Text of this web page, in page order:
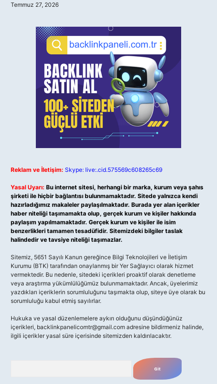
Temmuz 27, 2026
Reklam ve İletişim: Skype: live:.cid.575569c608265c69
Yasal Uyarı: Bu internet sitesi, herhangi bir marka, kurum veya şahıs
şirketi ile hiçbir bağlantısı bulunmamaktadır. Sitede yalnızca kendi
hazırladığımız makaleler paylaşılmaktadır. Burada yer alan içerikler
haber niteliği taşımamakta olup, gerçek kurum ve kişiler hakkında
paylaşım yapılmamaktadır. Gerçek kurum ve kişiler ile isim
benzerlikleri tamamen tesadüfidir. Sitemizdeki bilgiler taslak
halindedir ve tavsiye niteliği taşımazlar.
Sitemiz, 5651 Sayılı Kanun gereğince Bilgi Teknolojileri ve İletişim
Kurumu (BTK) tarafından onaylanmış bir Yer Sağlayıcı olarak hizmet
vermektedir. Bu nedenle, sitedeki içerikleri proaktif olarak denetleme
veya araştırma yükümlülüğümüz bulunmamaktadır. Ancak, üyelerimiz
yazdıkları içeriklerin sorumluluğunu taşımakta olup, siteye üye olarak bu
sorumluluğu kabul etmiş sayılırlar.
Hukuka ve yasal düzenlemelere aykırı olduğunu düşündüğünüz
içerikleri, backlinkpanelicomtr@gmail.com adresine bildirmeniz halinde,
ilgili içerikler yasal süre içerisinde sitemizden kaldırılacaktır.